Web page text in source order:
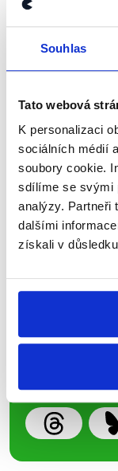
Souhlas
Tato webová
K personalizaci
sociálních médií
soubory cookie.
sdílíme se svými
analýzy. Partneři
dalšími
získali v
kanálu, kde
shrnutí
Začněte
nepravdy
Sociální
z
příspěvků
práci.